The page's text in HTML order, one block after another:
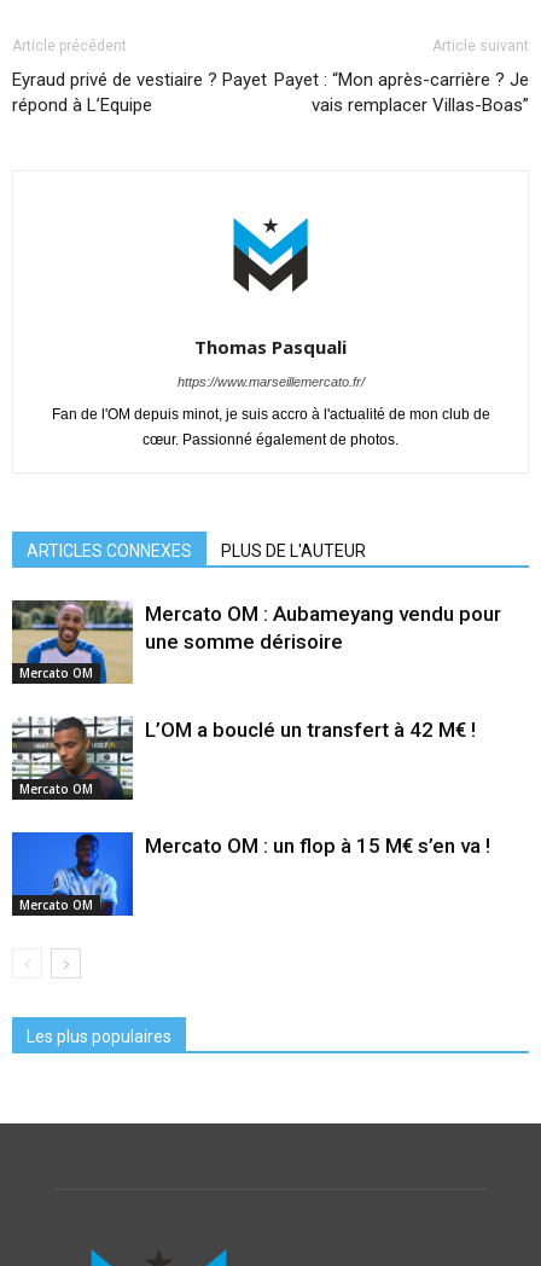
Article précédent
Eyraud privé de vestiaire ? Payet
répond à L’Equipe
Article suivant
Payet : “Mon après-carrière ? Je
vais remplacer Villas-Boas”
Thomas Pasquali
https://www.marseillemercato.fr/
Fan de l'OM depuis minot, je suis accro à l'actualité de mon club de
cœur. Passionné également de photos.
ARTICLES CONNEXES PLUS DE L'AUTEUR
Mercato OM
Mercato OM : Aubameyang vendu pour
une somme dérisoire
Mercato OM
L’OM a bouclé un transfert à 42 M€ !
Mercato OM
Mercato OM : un flop à 15 M€ s’en va !
Les plus populaires